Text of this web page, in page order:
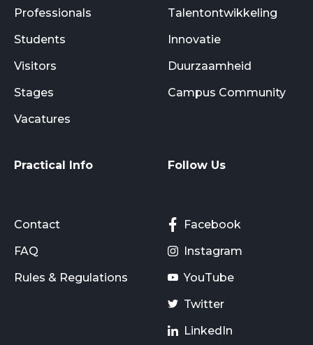
Professionals
Students
Visitors
Stages
Vacatures
Talentontwikkeling
Innovatie
Duurzaamheid
Campus Community
Practical Info
Contact
FAQ
Rules & Regulations
Follow Us
Facebook
Instagram
YouTube
Twitter
LinkedIn